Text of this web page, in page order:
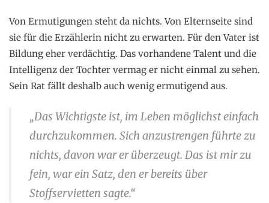
Von Ermutigungen steht da nichts. Von Elternseite sind
sie für die Erzählerin nicht zu erwarten. Für den Vater ist
Bildung eher verdächtig. Das vorhandene Talent und die
Intelligenz der Tochter vermag er nicht einmal zu sehen.
Sein Rat fällt deshalb auch wenig ermutigend aus.
„Das Wichtigste ist, im Leben möglichst einfach
durchzukommen. Sich anzustrengen führte zu
nichts, davon war er überzeugt. Das ist mir zu
fein, war ein Satz, den er bereits über
Stoffservietten sagte.“